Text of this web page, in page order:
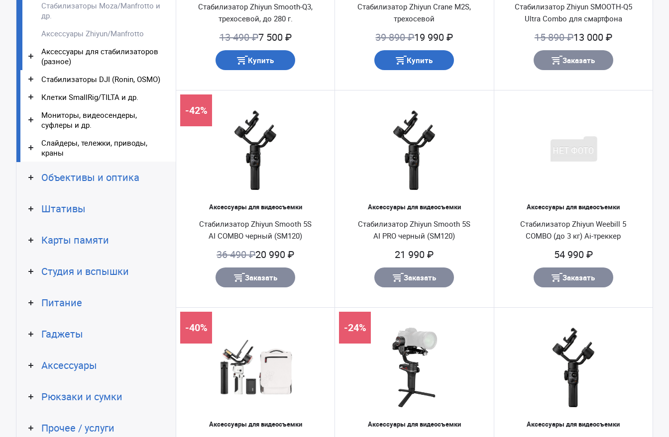
Стабилизаторы Moza/Manfrotto и
др.
Аксессуары Zhiyun/Manfrotto
Аксессуары для стабилизаторов
(разное)
Стабилизаторы DJI (Ronin, OSMO)
Клетки SmallRig/TILTA и др.
Мониторы, видеосендеры,
суфлеры и др.
Слайдеры, тележки, приводы,
краны
Объективы и оптика
Штативы
Карты памяти
Студия и вспышки
Питание
Гаджеты
Аксессуары
Рюкзаки и сумки
Прочее / услуги
Стабилизатор Zhiyun Smooth-Q3,
трехосевой, до 280 г.
13 490 ₽7 500 ₽
Купить
Стабилизатор Zhiyun Crane M2S,
трехосевой
39 890 ₽19 990 ₽
Купить
Стабилизатор Zhiyun SMOOTH-Q5
Ultra Combo для смартфона
15 890 ₽13 000 ₽
Заказать
Аксессуары для видеосъемки
Стабилизатор Zhiyun Smooth 5S
AI COMBO черный (SM120)
-42%
36 490 ₽20 990 ₽
Заказать
Аксессуары для видеосъемки
Стабилизатор Zhiyun Smooth 5S
AI PRO черный (SM120)
21 990 ₽
Заказать
Аксессуары для видеосъемки
Стабилизатор Zhiyun Weebill 5
COMBO (до 3 кг) Ai-треккер
54 990 ₽
Заказать
Аксессуары для видеосъемки
-40%
Аксессуары для видеосъемки
-24%
Аксессуары для видеосъемки